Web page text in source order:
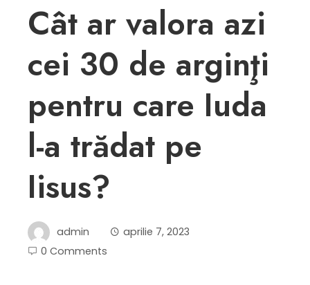
Cât ar valora azi
cei 30 de arginţi
pentru care Iuda
l-a trădat pe
Iisus?
admin
aprilie 7, 2023
0 Comments